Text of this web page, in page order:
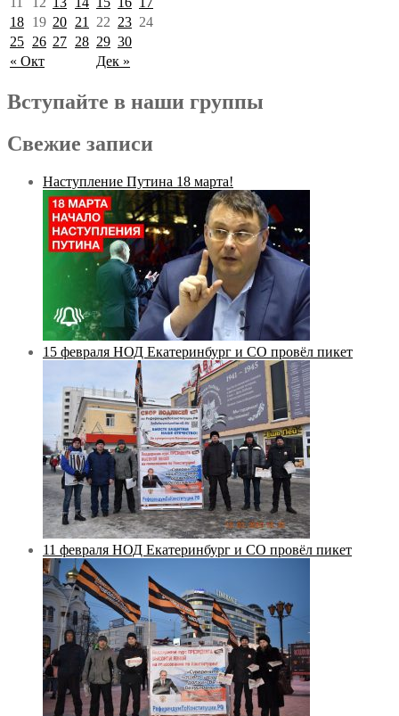
« Окт Дек »
18 19 20 21 22 23 24
25 26 27 28 29 30
Вступайте в наши группы
Свежие записи
Наступление Путина 18 марта!
15 февраля НОД Екатеринбург и СО провёл пикет
11 февраля НОД Екатеринбург и СО провёл пикет